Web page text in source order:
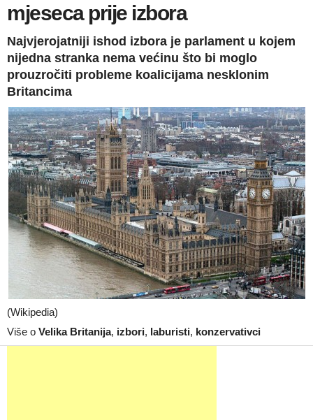
mjeseca prije izbora
Najvjerojatniji ishod izbora je parlament u kojem
nijedna stranka nema većinu što bi moglo
prouzročiti probleme koalicijama nesklonim
Britancima
(Wikipedia)
Više o Velika Britanija, izbori, laburisti, konzervativci